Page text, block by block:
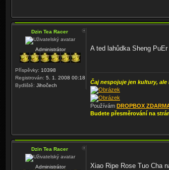
Dzin Tea Racer
Administrátor
Příspěvky: 10398
Registrován: 5. 1. 2008 00:18
Bydliště: Jihočech
A ted lahůdka Sheng
Čaj nespojuje jen kultury, ale
Používám DROPBOX
Budete přesměrování na
Dzin Tea Racer
Administrátor Xiao Ripe Rose Tuo Cha